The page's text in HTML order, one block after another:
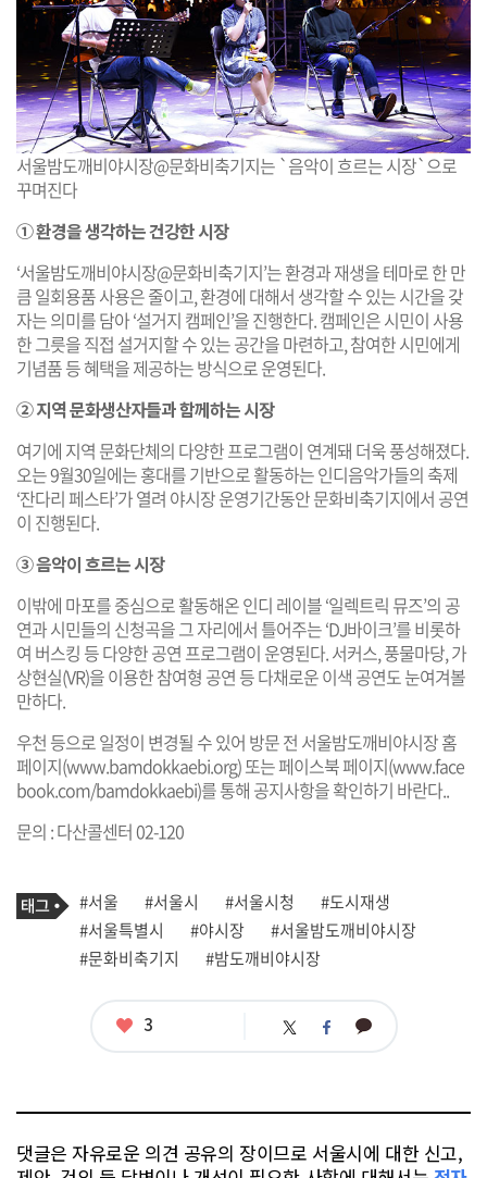
서울밤도깨비야시장@문화비축기지는 `음악이 흐르는 시장`으로
꾸며진다
① 환경을 생각하는 건강한 시장
‘서울밤도깨비야시장@문화비축기지’는 환경과 재생을 테마로 한 만
큼 일회용품 사용은 줄이고, 환경에 대해서 생각할 수 있는 시간을 갖
자는 의미를 담아 ‘설거지 캠페인’을 진행한다. 캠페인은 시민이 사용
한 그릇을 직접 설거지할 수 있는 공간을 마련하고, 참여한 시민에게
기념품 등 혜택을 제공하는 방식으로 운영된다.
② 지역 문화생산자들과 함께하는 시장
여기에 지역 문화단체의 다양한 프로그램이 연계돼 더욱 풍성해졌다.
오는 9월30일에는 홍대를 기반으로 활동하는 인디음악가들의 축제
‘잔다리 페스타’가 열려 야시장 운영기간동안 문화비축기지에서 공연
이 진행된다.
③ 음악이 흐르는 시장
이밖에 마포를 중심으로 활동해온 인디 레이블 ‘일렉트릭 뮤즈’의 공
연과 시민들의 신청곡을 그 자리에서 틀어주는 ‘DJ바이크’를 비롯하
여 버스킹 등 다양한 공연 프로그램이 운영된다. 서커스, 풍물마당, 가
상현실(VR)을 이용한 참여형 공연 등 다채로운 이색 공연도 눈여겨볼
만하다.
우천 등으로 일정이 변경될 수 있어 방문 전 서울밤도깨비야시장 홈
페이지(www.bamdokkaebi.org) 또는 페이스북 페이지(www.face
book.com/bamdokkaebi)를 통해 공지사항을 확인하기 바란다..
문의 : 다산콜센터 02-120
기
사
관
련
태
태
그
#서울 #서울시 #서울시청
#도시재생
#서울특별시
#야시장
#서울밤도깨비야시장
#문화비축기지
#밤도깨비야시장
좋
3 트 페 카
댓글은 자유로운 의견 공유의 장이므로 서울시에 대한 신고,